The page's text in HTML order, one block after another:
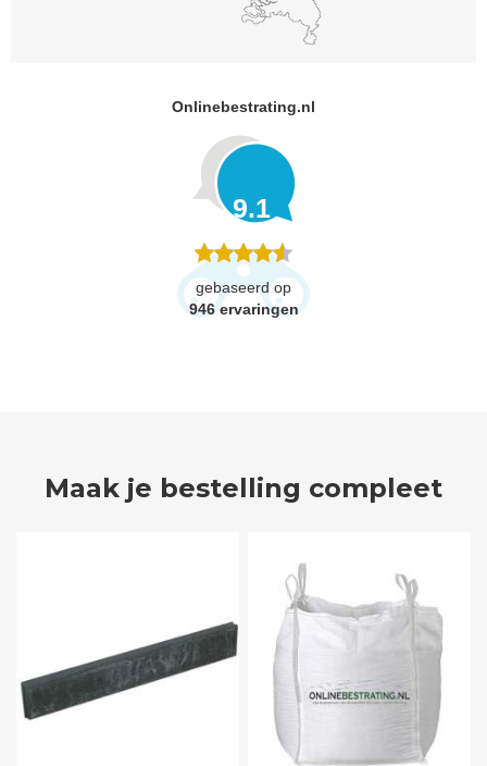
Onlinebestrating.nl
9.1
gebaseerd op
946 ervaringen
Maak je bestelling compleet